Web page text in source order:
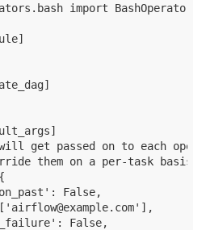
import BashOperator
get passed on to each
them on a per-task basis
False,
False,